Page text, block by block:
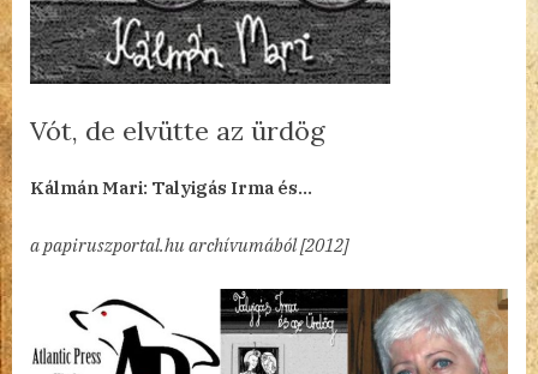
Vót, de elvütte az ürdög
on
Vót,
elvütte
ürdög
bejegyzéshez
Kálmán Mari: Talyigás Irma és…
a papiruszportal.hu archívumából [2012]